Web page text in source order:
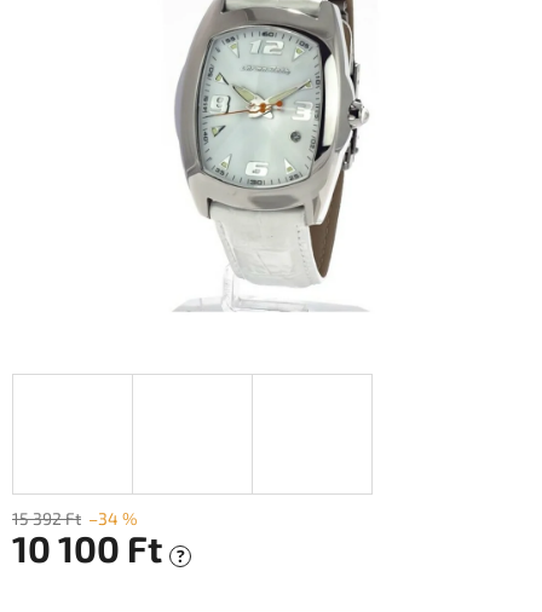
15 392 Ft –34 %
10 100 Ft ?